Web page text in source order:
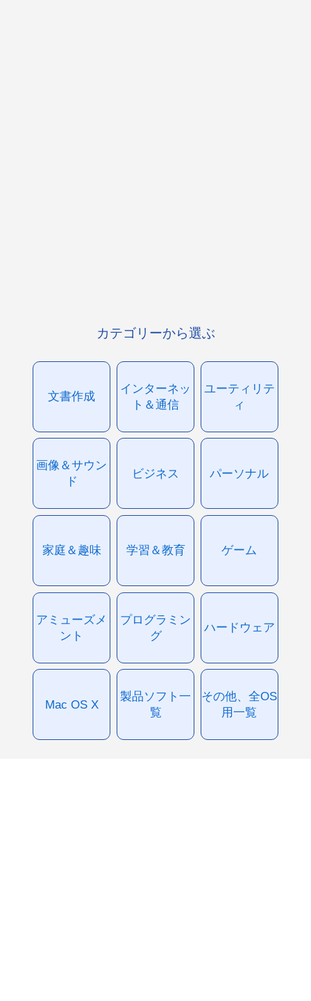
カテゴリーから選ぶ
文書作成
インターネッ
ト＆通信
ユーティリテ
ィ
画像＆サウン
ド
ビジネス パーソナル
家庭＆趣味 学習＆教育 ゲーム
アミューズメ
ント
プログラミン
グ
ハードウェア
Mac OS X
製品ソフト一
覧
その他、全OS
用一覧